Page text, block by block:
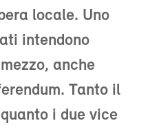
locale. Uno
intendono
anche
Tanto il
i due vice